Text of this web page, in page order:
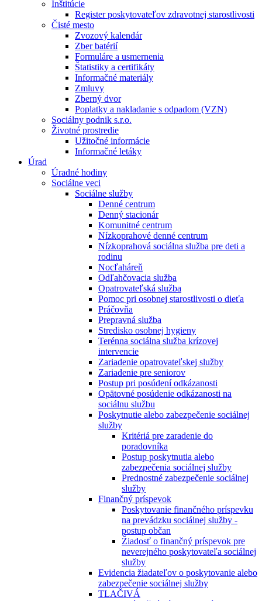
Inštitúcie
Register poskytovateľov zdravotnej starostlivosti
Čisté mesto
Zvozový kalendár
Zber batérií
Formuláre a usmernenia
Štatistiky a certifikáty
Informačné materiály
Zmluvy
Zberný dvor
Poplatky a nakladanie s odpadom (VZN)
Sociálny podnik s.r.o.
Životné prostredie
Užitočné informácie
Informačné letáky
Úrad
Úradné hodiny
Sociálne veci
Sociálne služby
Denné centrum
Denný stacionár
Komunitné centrum
Nízkoprahové denné centrum
Nízkoprahová sociálna služba pre deti a
rodinu
Nocľaháreň
Odľahčovacia služba
Opatrovateľská služba
Pomoc pri osobnej starostlivosti o dieťa
Práčovňa
Prepravná služba
Stredisko osobnej hygieny
Terénna sociálna služba krízovej
intervencie
Zariadenie opatrovateľskej služby
Zariadenie pre seniorov
Postup pri posúdení odkázanosti
Opätovné posúdenie odkázanosti na
sociálnu službu
Poskytnutie alebo zabezpečenie sociálnej
služby
Kritériá pre zaradenie do
poradovníka
Postup poskytnutia alebo
zabezpečenia sociálnej služby
Prednostné zabezpečenie sociálnej
služby
Finančný príspevok
Poskytovanie finančného príspevku
na prevádzku sociálnej služby -
postup občan
Žiadosť o finančný príspevok pre
neverejného poskytovateľa sociálnej
služby
Evidencia žiadateľov o poskytovanie alebo
zabezpečenie sociálnej služby
TLAČIVÁ